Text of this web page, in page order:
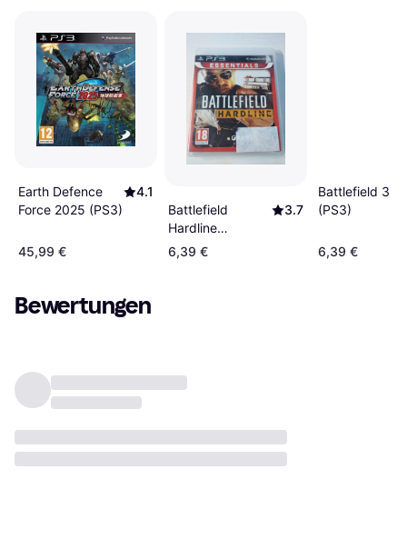
Earth Defence
Force 2025 (PS3)
4.1
45,99 €
Battlefield
Hardline
Essentials (PS3)
3.7
6,39 €
Battlefield 3
(PS3)
6,39 €
Bewertungen